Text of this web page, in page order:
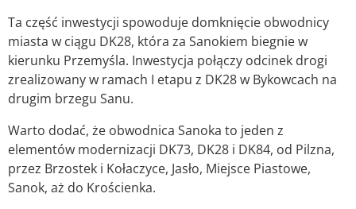
Ta część inwestycji spowoduje domknięcie obwodnicy
miasta w ciągu DK28, która za Sanokiem biegnie w
kierunku Przemyśla. Inwestycja połączy odcinek drogi
zrealizowany w ramach I etapu z DK28 w Bykowcach na
drugim brzegu Sanu.
Warto dodać, że obwodnica Sanoka to jeden z
elementów modernizacji DK73, DK28 i DK84, od Pilzna,
przez Brzostek i Kołaczyce, Jasło, Miejsce Piastowe,
Sanok, aż do Krościenka.